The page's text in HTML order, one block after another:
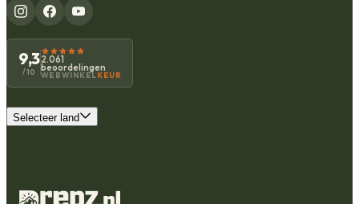
9,3
/10
2.061
beoordelingen
WEBWINKEL KEUR
Selecteer land